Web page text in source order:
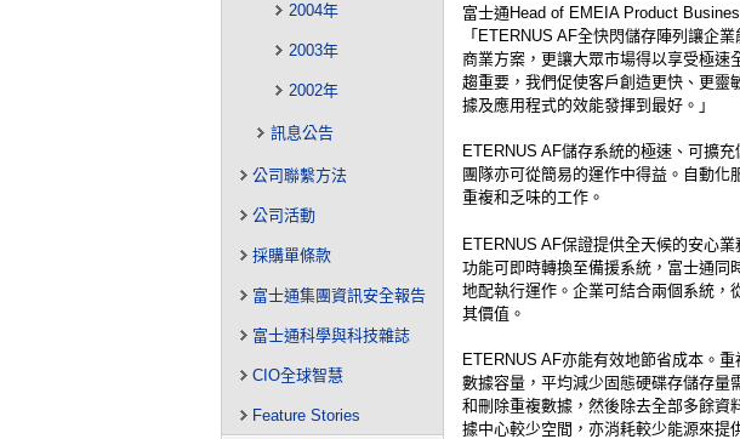
2004年
2003年
2002年
訊息公告
公司聯繫方法
公司活動
採購單條款
富士通集團資訊安全報告
富士通科學與科技雜誌
CIO全球智慧
Feature Stories
富士通Head of EMEIA Product
「ETERNUS AF全快閃儲存陣列讓企
商業方案，更讓大眾市場得以享受極速
趨重要，我們促使客戶創造更快、更靈
據及應用程式的效能發揮到最好。」
ETERNUS AF儲存系統的極速、可擴
團隊亦可從簡易的運作中得益。自動
重複和乏味的工作。
ETERNUS AF保證提供全天候的安心
功能可即時轉換至備援系統，富士通同
地配執行運作。企業可結合兩個系統，
其價值。
ETERNUS AF亦能有效地節省成本。
數據容量，平均減少固態硬碟存儲存量
和刪除重複數據，然後除去全部多餘資
據中心較少空間，亦消耗較少能源來提